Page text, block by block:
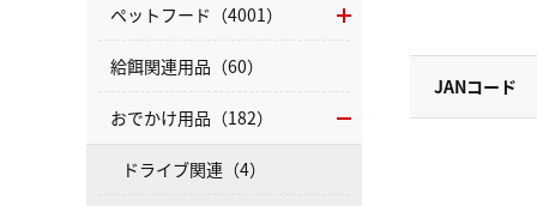
JANコード
ペットフード（4001）
給餌関連用品（60）
おでかけ用品（182）
ドライブ関連（4）